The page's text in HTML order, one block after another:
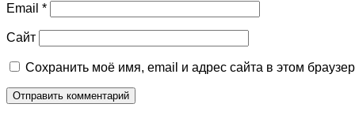
Email *
Сайт
Сохранить моё имя, email и адрес сайта в этом